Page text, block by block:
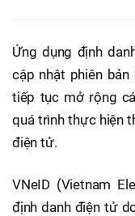
Ứng dụng định
cập nhật phiên bản
tiếp tục mở rộng
quá trình thực hiện
điện tử.
VNeID (Vietnam
định danh điện tử